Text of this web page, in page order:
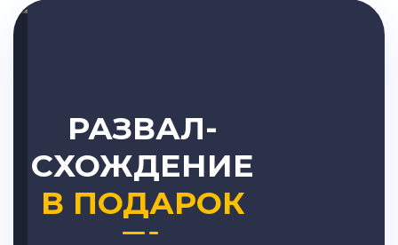
РАЗВАЛ-
СХОЖДЕНИЕ
В ПОДАРОК